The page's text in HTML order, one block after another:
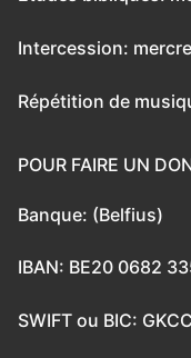
Intercession:
Répétition de
POUR FAIRE UN
Banque: (Belfius)
IBAN: BE20 0682
SWIFT ou BIC: